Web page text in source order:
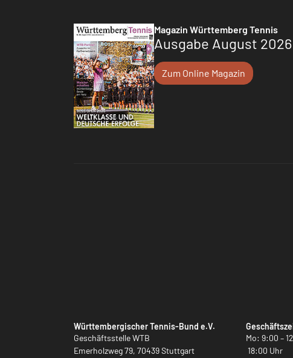
Magazin Württemberg Tennis
Ausgabe August 2026
Zum Online Magazin
Württembergischer Tennis-Bund e.V.
Geschäftsstelle WTB
Emerholzweg 79, 70439 Stuttgart
Mo: 9:00 –
18:00 Uhr